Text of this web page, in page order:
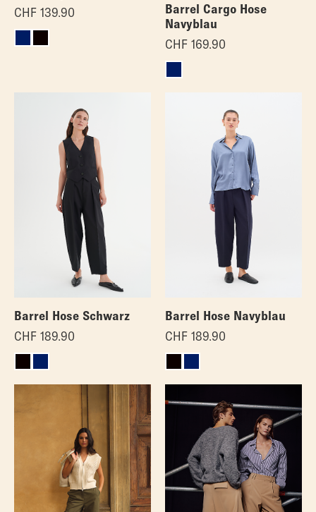
CHF 139.90
Barrel Cargo Hose
Navyblau
CHF 169.90
Barrel Hose Schwarz
CHF 189.90
Barrel Hose Navyblau
CHF 189.90